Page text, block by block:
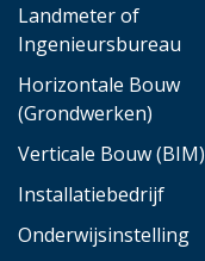
Landmeter of
Ingenieursbureau
Horizontale Bouw
(Grondwerken)
Verticale Bouw (BIM)
Installatiebedrijf
Onderwijsinstelling